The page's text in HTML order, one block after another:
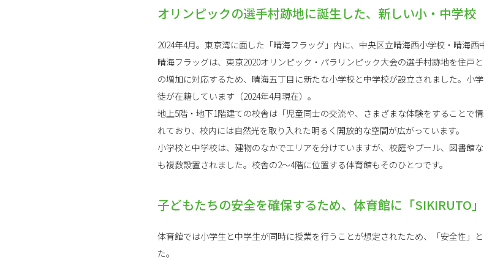
オリンピックの選手村跡地に誕生した、新しい小・中学校
2024年4月。東京湾に面した「晴海フラッグ」内に、中央区立晴海西小学校・晴海西
晴海フラッグは、東京2020オリンピック・パラリンピック大会の選手村跡地を住戸
の増加に対応するため、晴海五丁目に新たな小学校と中学校が設立されました。小
徒が在籍しています（2024年4月現在）。
地上5階・地下1階建ての校舎は「児童同士の交流や、さまざまな体験をすることで
れており、校内には自然光を取り入れた明るく開放的な空間が広がっています。
小学校と中学校は、建物のなかでエリアを分けていますが、校庭やプール、図書館
も複数設置されました。校舎の2～4階に位置する体育館もそのひとつです。
子どもたちの安全を確保するため、体育館に「SIKIRUTO
体育館では小学生と中学生が同時に授業を行うことが想定されたため、「安全性」
た。